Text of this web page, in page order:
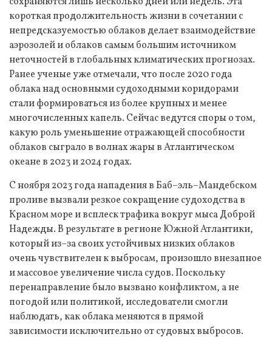
короткая продолжительность жизни в сочетании с
непредсказуемостью облаков делает взаимодействие
аэрозолей и облаков самым большим источником
неточностей в глобальных климатических прогнозах.
Ранее ученые уже отмечали, что после 2020 года
облака над основными судоходными коридорами
стали формироваться из более крупных и менее
многочисленных капель. Сейчас ведутся споры о том,
какую роль уменьшение отражающей способности
облаков сыграло в волнах жары в Атлантическом
океане в 2023 и 2024 годах.
С ноября 2023 года нападения в Баб–эль–Мандебском
проливе вызвали резкое сокращение судоходства в
Красном море и всплеск трафика вокруг мыса Доброй
Надежды. В результате в регионе Южной Атлантики,
который из–за своих устойчивых низких облаков
очень чувствителен к выбросам, произошло внезапное
и массовое увеличение числа судов. Поскольку
перенаправление было вызвано конфликтом, а не
погодой или политикой, исследователи смогли
наблюдать, как облака меняются в прямой
зависимости исключительно от судовых выбросов.